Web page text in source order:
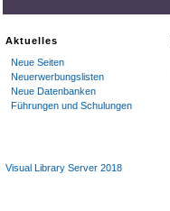
Aktuelles
Neue Seiten
Neuerwerbungslisten
Neue Datenbanken
Führungen und Schulungen
Visual Library Server 2018